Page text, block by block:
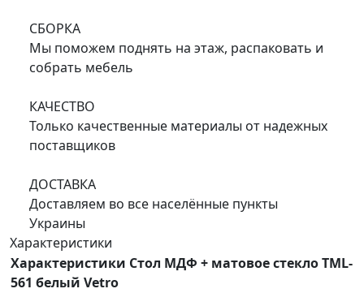
СБОРКА
Мы поможем поднять на этаж, распаковать и
собрать мебель
КАЧЕСТВО
Только качественные материалы от надежных
поставщиков
ДОСТАВКА
Доставляем во все населённые пункты
Украины
Характеристики
Характеристики Стол МДФ + матовое стекло TML-
561 белый Vetro